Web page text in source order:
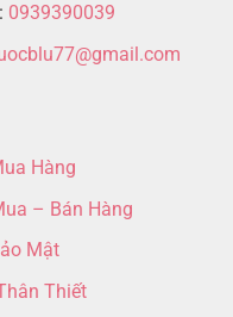
0939390039
Hàng
– Bán Hàng
Mật
Thiết